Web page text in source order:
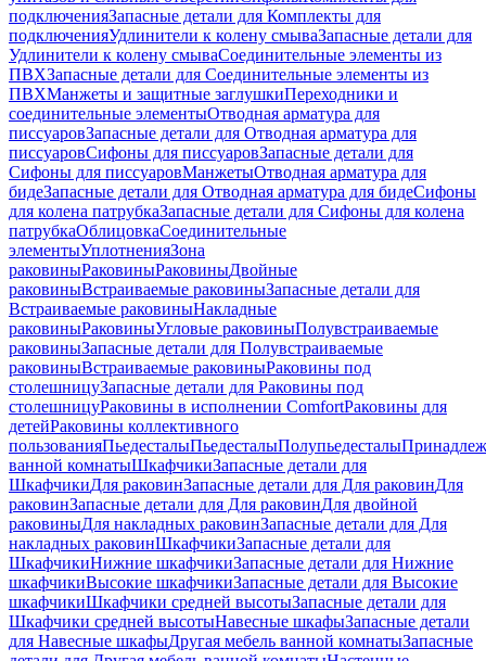
подключенияЗапасные детали для Комплекты для
подключенияУдлинители к колену смываЗапасные детали для
Удлинители к колену смываСоединительные элементы из
ПВХЗапасные детали для Соединительные элементы из
ПВХМанжеты и защитные заглушкиПереходники и
соединительные элементыОтводная арматура для
писсуаровЗапасные детали для Отводная арматура для
писсуаровCифоны для писсуаровЗапасные детали для
Cифоны для писсуаровМанжетыОтводная арматура для
бидеЗапасные детали для Отводная арматура для бидеСифоны
для колена патрубкаЗапасные детали для Сифоны для колена
патрубкаОблицовкаСоединительные
элементыУплотненияЗона
раковиныРаковиныРаковиныДвойные
раковиныВстраиваемые раковиныЗапасные детали для
Встраиваемые раковиныНакладные
раковиныРаковиныУгловые раковиныПолувстраиваемые
раковиныЗапасные детали для Полувстраиваемые
раковиныВстраиваемые раковиныРаковины под
столешницуЗапасные детали для Раковины под
столешницуРаковины в исполнении ComfortPаковины для
детейРаковины коллективного
пользованияПьедесталыПьедесталыПолупьедесталы
ванной комнатыШкафчикиЗапасные детали для
ШкафчикиДля раковинЗапасные детали для Для раковинДля
раковинЗапасные детали для Для раковинДля двойной
раковиныДля накладных pаковинЗапасные детали для Для
накладных pаковинШкафчикиЗапасные детали для
ШкафчикиНижние шкафчикиЗапасные детали для Нижние
шкафчикиВысокие шкафчикиЗапасные детали для Высокие
шкафчикиШкафчики средней высотыЗапасные детали для
Шкафчики средней высотыНавесные шкафыЗапасные детали
для Навесные шкафыДругая мебель ванной комнатыЗапасные